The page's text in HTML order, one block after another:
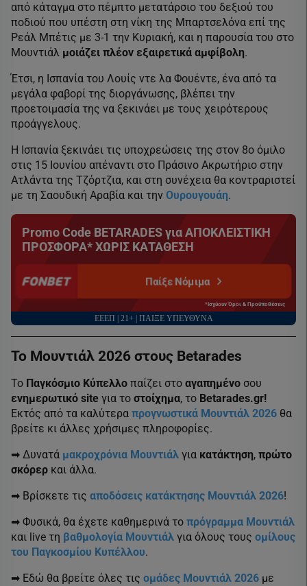
από κάταγμα στο πέμπτο μετατάρσιο του δεξιού του
ποδιού που υπέστη στη νίκη της Μπαρτσελόνα επί της
Ρεάλ Μπέτις με 3-1 την Κυριακή, και η παρουσία του στο
Μουντιάλ μοιάζει πλέον εξαιρετικά αμφίβολη.
Έτσι, η Ισπανία του Λουίς ντε λα Φουέντε, ένα από τα
μεγάλα φαβορί της διοργάνωσης, βλέπει την
προετοιμασία της να ξεκινάει με τους χειρότερους
προάγγελους.
Η Ισπανία ξεκινάει τις υποχρεώσεις της στον 8ο όμιλο
στις 15 Ιουνίου απέναντι στο Πράσινο Ακρωτήριο στην
Ατλάντα της Τζόρτζια, και στη συνέχεια θα κοντραριστεί
με τη Σαουδική Αραβία και την Ουρουγουάη.
Promo Code BETARADES για ΑΠΟΚΛΕΙΣΤΙΚΗ
ΠΡΟΣΦΟΡΑ* ΧΩΡΙΣ ΚΑΤΑΘΕΣΗ
Παίξε Νόμιμα
*Ισχύουν Όροι & Προϋποθέσεις
ΕΕΕΠ | 21+ | ΠΑΙΞΕ ΥΠΕΥΘΥΝΑ
Το Μουντιάλ 2026 στους Betarades
Το Παγκόσμιο Κύπελλο παίζει στο αγαπημένο σου
ενημερωτικό site για το στοίχημα, το Betarades.gr!
Εκτός από τα καλύτερα προγνωστικά Μουντιάλ 2026 θα
βρείτε κι άλλες χρήσιμες πληροφορίες.
➡ Δυνατά μακροχρόνια Μουντιάλ για κατάκτηση, πρώτο
σκόρερ και άλλα.
➡ Βρίσκετε τις αποδόσεις κατάκτησης Μουντιάλ 2026!
➡ Φυσικά, θα έχετε καθημερινά το πρόγραμμα Μουντιάλ
και live τη βαθμολογία Μουντιάλ για όλους τους ομίλους
του Παγκοσμίου Κυπέλλου.
➡ Εδώ θα βρείτε όλες τις ομάδες Μουντιάλ 2026 με